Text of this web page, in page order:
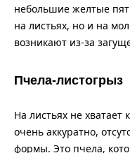
небольшие желтые
на листьях, но и на
возникают из-за
Пчела-листогрыз
На листьях не
очень аккуратно,
формы. Это пчела,